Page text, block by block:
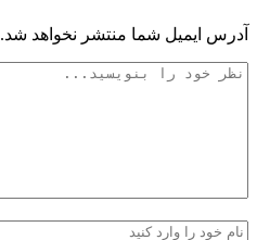
آدرس ایمیل شما منتشر نخواهد شد.